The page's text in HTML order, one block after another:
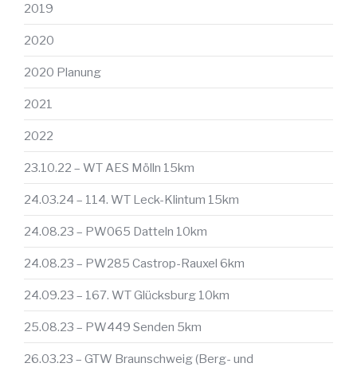
2019
2020
2020 Planung
2021
2022
23.10.22 – WT AES Mölln 15km
24.03.24 – 114. WT Leck-Klintum 15km
24.08.23 – PW065 Datteln 10km
24.08.23 – PW285 Castrop-Rauxel 6km
24.09.23 – 167. WT Glücksburg 10km
25.08.23 – PW449 Senden 5km
26.03.23 – GTW Braunschweig (Berg- und